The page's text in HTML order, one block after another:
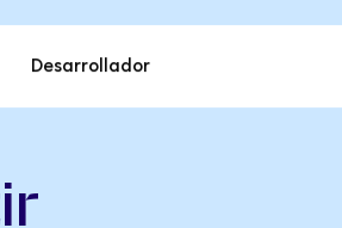
Desarrollador